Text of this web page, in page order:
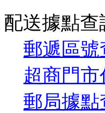
配送據點查
郵遞區號
超商門
郵局據點